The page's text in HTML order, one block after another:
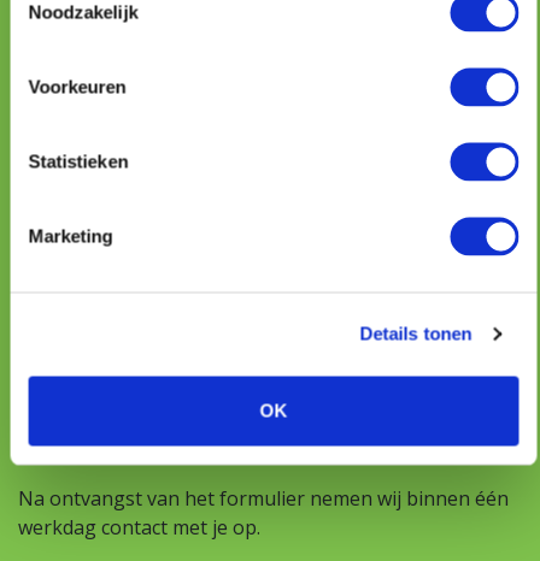
Noodzakelijk
Voorkeuren
Statistieken
Marketing
Details tonen
OK
E-mailadres
Na ontvangst van het formulier nemen wij binnen één
werkdag contact met je op.